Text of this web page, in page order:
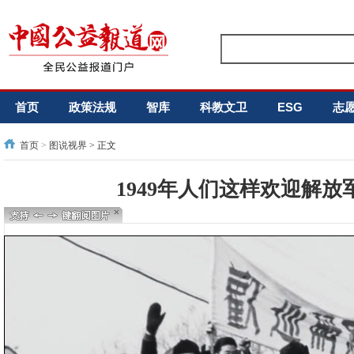
首页 政策法规 智库 科教文卫 ESG 志
首页 > 图说视界 > 正文
1949年人们这样欢迎解放